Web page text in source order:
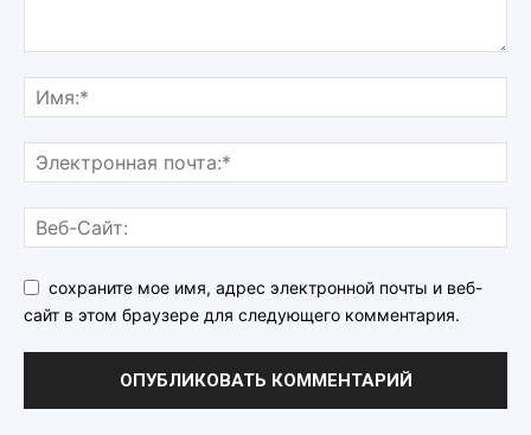
сохраните мое имя, адрес электронной почты и веб-
сайт в этом браузере для следующего комментария.